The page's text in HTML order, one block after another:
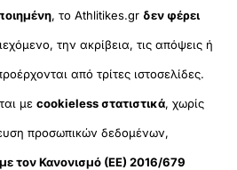
, το Athlitikes.gr δεν φέρει
την ακρίβεια, τις απόψεις ή
από τρίτες ιστοσελίδες.
μεcookieless στατιστικά, χωρίς
προσωπικών δεδομένων,
τον Κανονισμό (ΕΕ) 2016/679